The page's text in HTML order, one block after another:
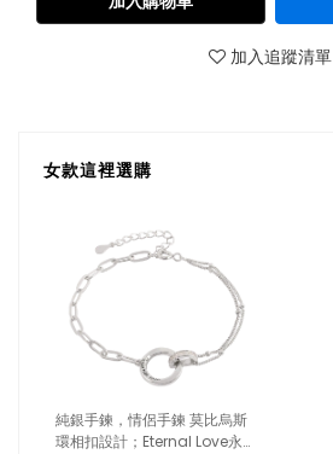
加入追蹤清單
女款這裡選購
純銀手鍊，情侶手鍊 莫比烏斯
環相扣設計；Eternal Love永恆